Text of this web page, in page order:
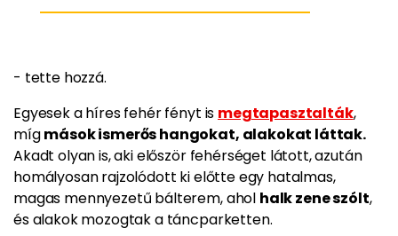
- tette hozzá.
Egyesek a híres fehér fényt is megtapasztalták,
mígmások ismerős hangokat, alakokat láttak.
Akadt olyan is, aki először fehérséget látott, azután
homályosan rajzolódott ki előtte egy hatalmas,
magas mennyezetű bálterem, ahol halk zene szólt,
és alakok mozogtak a táncparketten.